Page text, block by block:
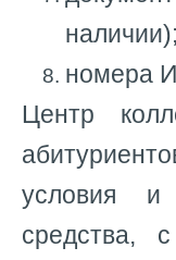
наличии);
номера
Центр
условия и
средства,